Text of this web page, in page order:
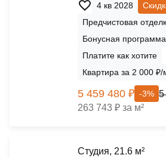
4 кв 2028
Предчистовая
Бонусная
Платите как хотите
Квартира за 2 000 ₽/
5 459 480 ₽ -3% 5
263 743 ₽ за м²
Cтудия, 21.6 м²